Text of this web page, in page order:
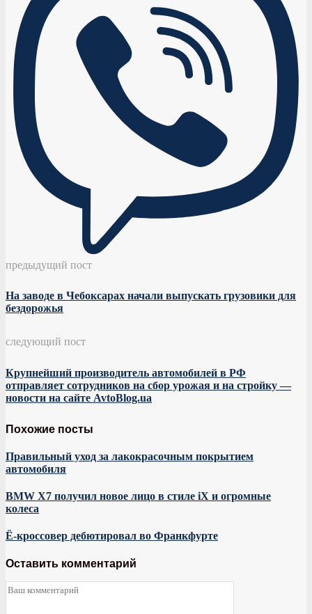
предыдущий пост
На заводе в Чебоксарах начали выпускать грузовики для
бездорожья
следующий пост
Крупнейший производитель автомобилей в РФ
отправляет сотрудников на сбор урожая и на стройку —
новости на сайте AvtoBlog.ua
Похожие посты
Правильный уход за лакокрасочным покрытием
автомобиля
BMW X7 получил новое лицо в стиле iX и огромные
колеса
Ё-кроссовер дебютировал во Франкфурте
Оставить комментарий